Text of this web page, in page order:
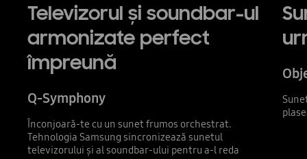
Televizorul și soundbar-ul
armonizate perfect
împreună
Q-Symphony
Înconjoară-te cu un sunet frumos orchestrat.
Tehnologia Samsung sincronizează sunetul
televizorului și al soundbar-ului pentru a-l reda